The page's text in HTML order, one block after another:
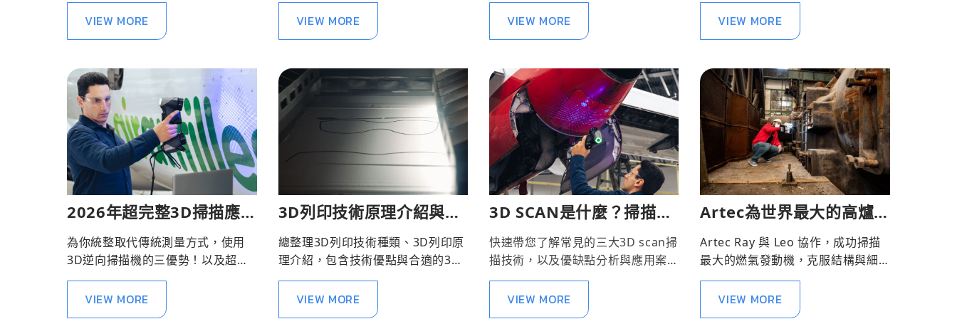
遇到的瓶頸，還能協助優化生產效
率進而降低成本。
VIEW MORE VIEW MORE VIEW MORE VIEW MORE
2026年超完整3D掃描應用
攻略 | 3D逆向掃描機介紹
為你統整取代傳統測量方式，使用
3D逆向掃描機的三優勢！以及超完
整的3D掃描應用完整介紹。
VIEW MORE
3D列印技術原理介紹與比
較
總整理3D列印技術種類、3D列印原
理介紹，包含技術優點與合適的3D
列印應用，以及其技術下的3D列印
機推薦。
VIEW MORE
3D SCAN是什麼？掃描技
術，完整公開說明！
快速帶您了解常見的三大3D scan掃
描技術，以及優缺點分析與應用案
例分享。
VIEW MORE
Artec為世界最大的高爐燃
氣發動機進行 3D 掃描
Artec Ray 與 Leo 協作，成功掃描
最大的燃氣發動機，克服結構與細
節挑戰。
VIEW MORE